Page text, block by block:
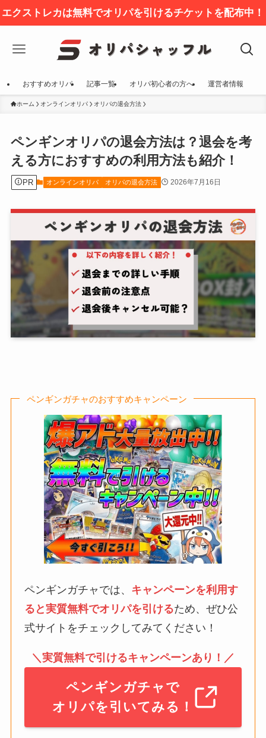
エクストレカは無料でオリパを引けるチケットを配布中！
おすすめオリパ 記事一覧 オリパ初心者の方へ 運営者情報
ホーム オンラインオリパ オリパの退会方法
ペンギンオリパの退会方法は？退会を考
える方におすすめの利用方法も紹介！
PR オンラインオリパ オリパの退会方法 2026年7月16日
ペンギンガチャのおすすめキャンペーン
ペンギンガチャでは、 キャンペーンを利用す
ると実質無料でオリパを引けるため、ぜひ公
式サイトをチェックしてみてください！
＼実質無料で引けるキャンペーンあり！／
ペンギンガチャで
オリパを引いてみる！